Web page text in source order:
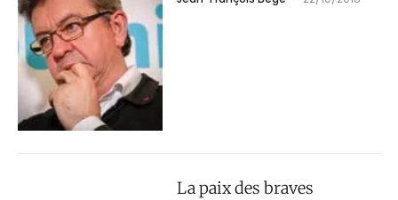
La paix des braves